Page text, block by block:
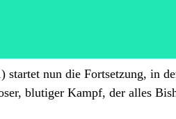
startet nun die Fortsetzung, in
blutiger Kampf, der alles